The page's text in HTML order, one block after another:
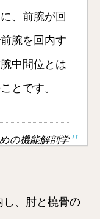
、前腕が回
腕を回内す
中間位とは
とです。
の機能解剖学
、肘と橈骨の